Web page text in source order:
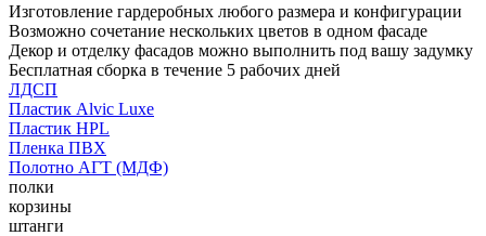
Изготовление гардеробных любого размера и конфигурации
Возможно сочетание нескольких цветов в одном фасаде
Декор и отделку фасадов можно выполнить под вашу задумку
Бесплатная сборка в течение 5 рабочих дней
ЛДСП
Пластик Alvic Luxe
Пластик HPL
Пленка ПВХ
Полотно АГТ (МДФ)
полки
корзины
штанги